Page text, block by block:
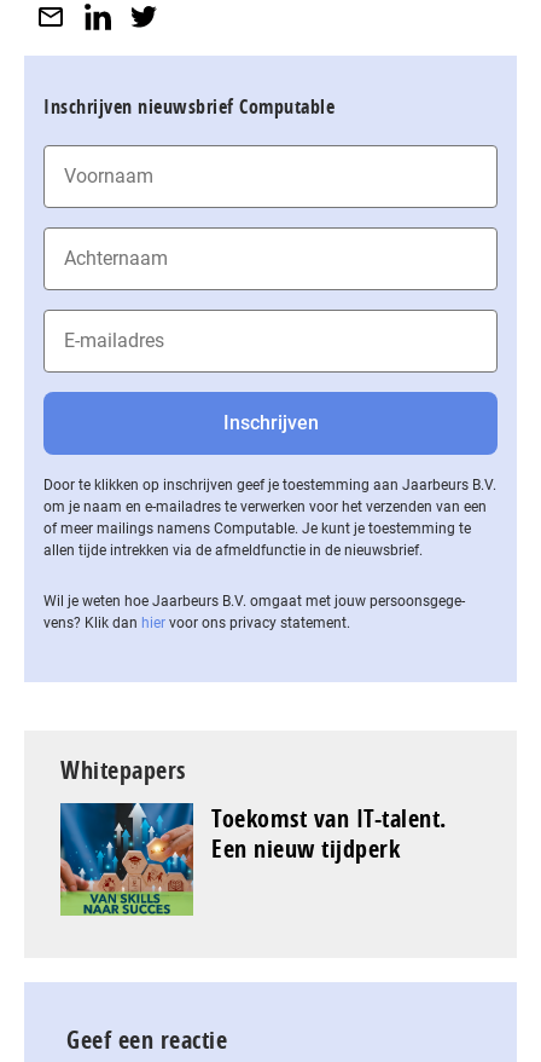
Inschrijven nieuwsbrief Computable
Door te klikken op inschrijven geef je toestemming aan Jaarbeurs B.V.
om je naam en e-mailadres te verwerken voor het verzenden van een
of meer mailings namens Computable. Je kunt je toestemming te
allen tijde intrekken via de af­meld­func­tie in de nieuwsbrief.
Wil je weten hoe Jaarbeurs B.V. omgaat met jouw per­soons­ge­ge­
vens? Klik dan hier voor ons privacy statement.
Whitepapers
Toekomst van IT-talent.
Een nieuw tijdperk
Geef een reactie